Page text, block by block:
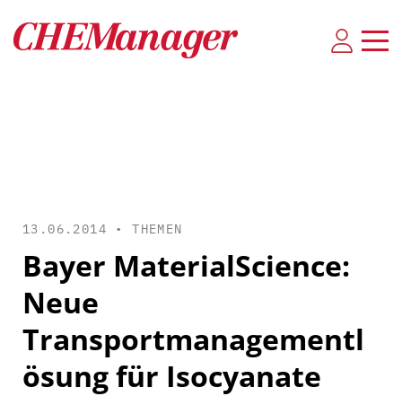
13.06.2014 •THEMEN
Bayer MaterialScience:
Neue
Transportmanagementl
ösung für Isocyanate